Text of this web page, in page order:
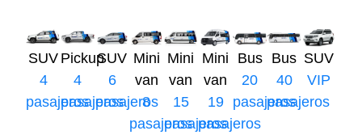
SUV
4
pasajeros
Pickup
4
pasajeros
SUV
6
pasajeros
Mini
van
8
pasajeros
Mini
van
15
pasajeros
Mini
van
19
pasajeros
Bus
20
pasajeros
Bus
40
pasajeros
SUV
VIP